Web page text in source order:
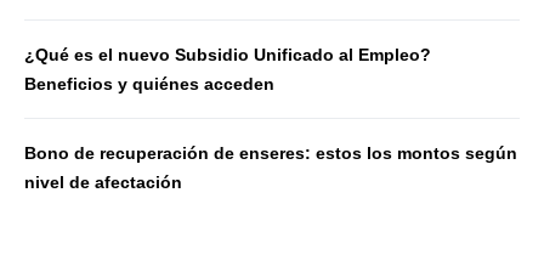
¿Qué es el nuevo Subsidio Unificado al Empleo?
Beneficios y quiénes acceden
Bono de recuperación de enseres: estos los montos según
nivel de afectación